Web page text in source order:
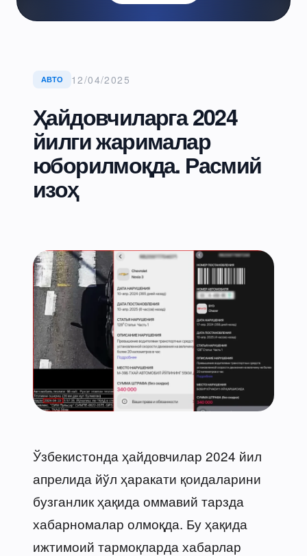
АВТО 12/04/2025
Ҳайдовчиларга 2024
йилги жарималар
юборилмоқда. Расмий
изоҳ
Ўзбекистонда ҳайдовчилар 2024 йил
апрелида йўл ҳаракати қоидаларини
бузганлик ҳақида оммавий тарзда
хабарномалар олмоқда. Бу ҳақида
ижтимоий тармоқларда хабарлар